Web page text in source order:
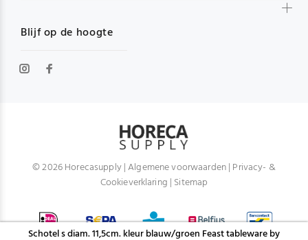
Schotel s diam. 11,5cm. kleur blauw/groen Feast tableware by
Blijf op de hoogte
© 2026 Horecasupply |Algemene voorwaarden| Privacy- &
Cookieverklaring | Sitemap